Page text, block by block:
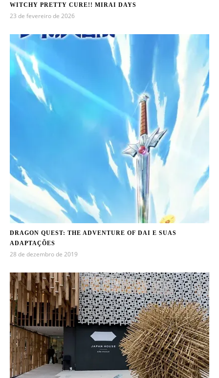
WITCHY PRETTY CURE!! MIRAI DAYS
23 de fevereiro de 2026
DRAGON QUEST: THE ADVENTURE OF DAI E SUAS
ADAPTAÇÕES
28 de dezembro de 2019